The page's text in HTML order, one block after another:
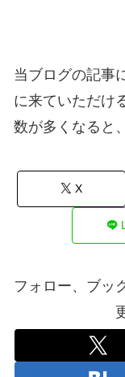
当ブログの記事
に来ていただけ
数が多くなると
X
フォロー、ブッ